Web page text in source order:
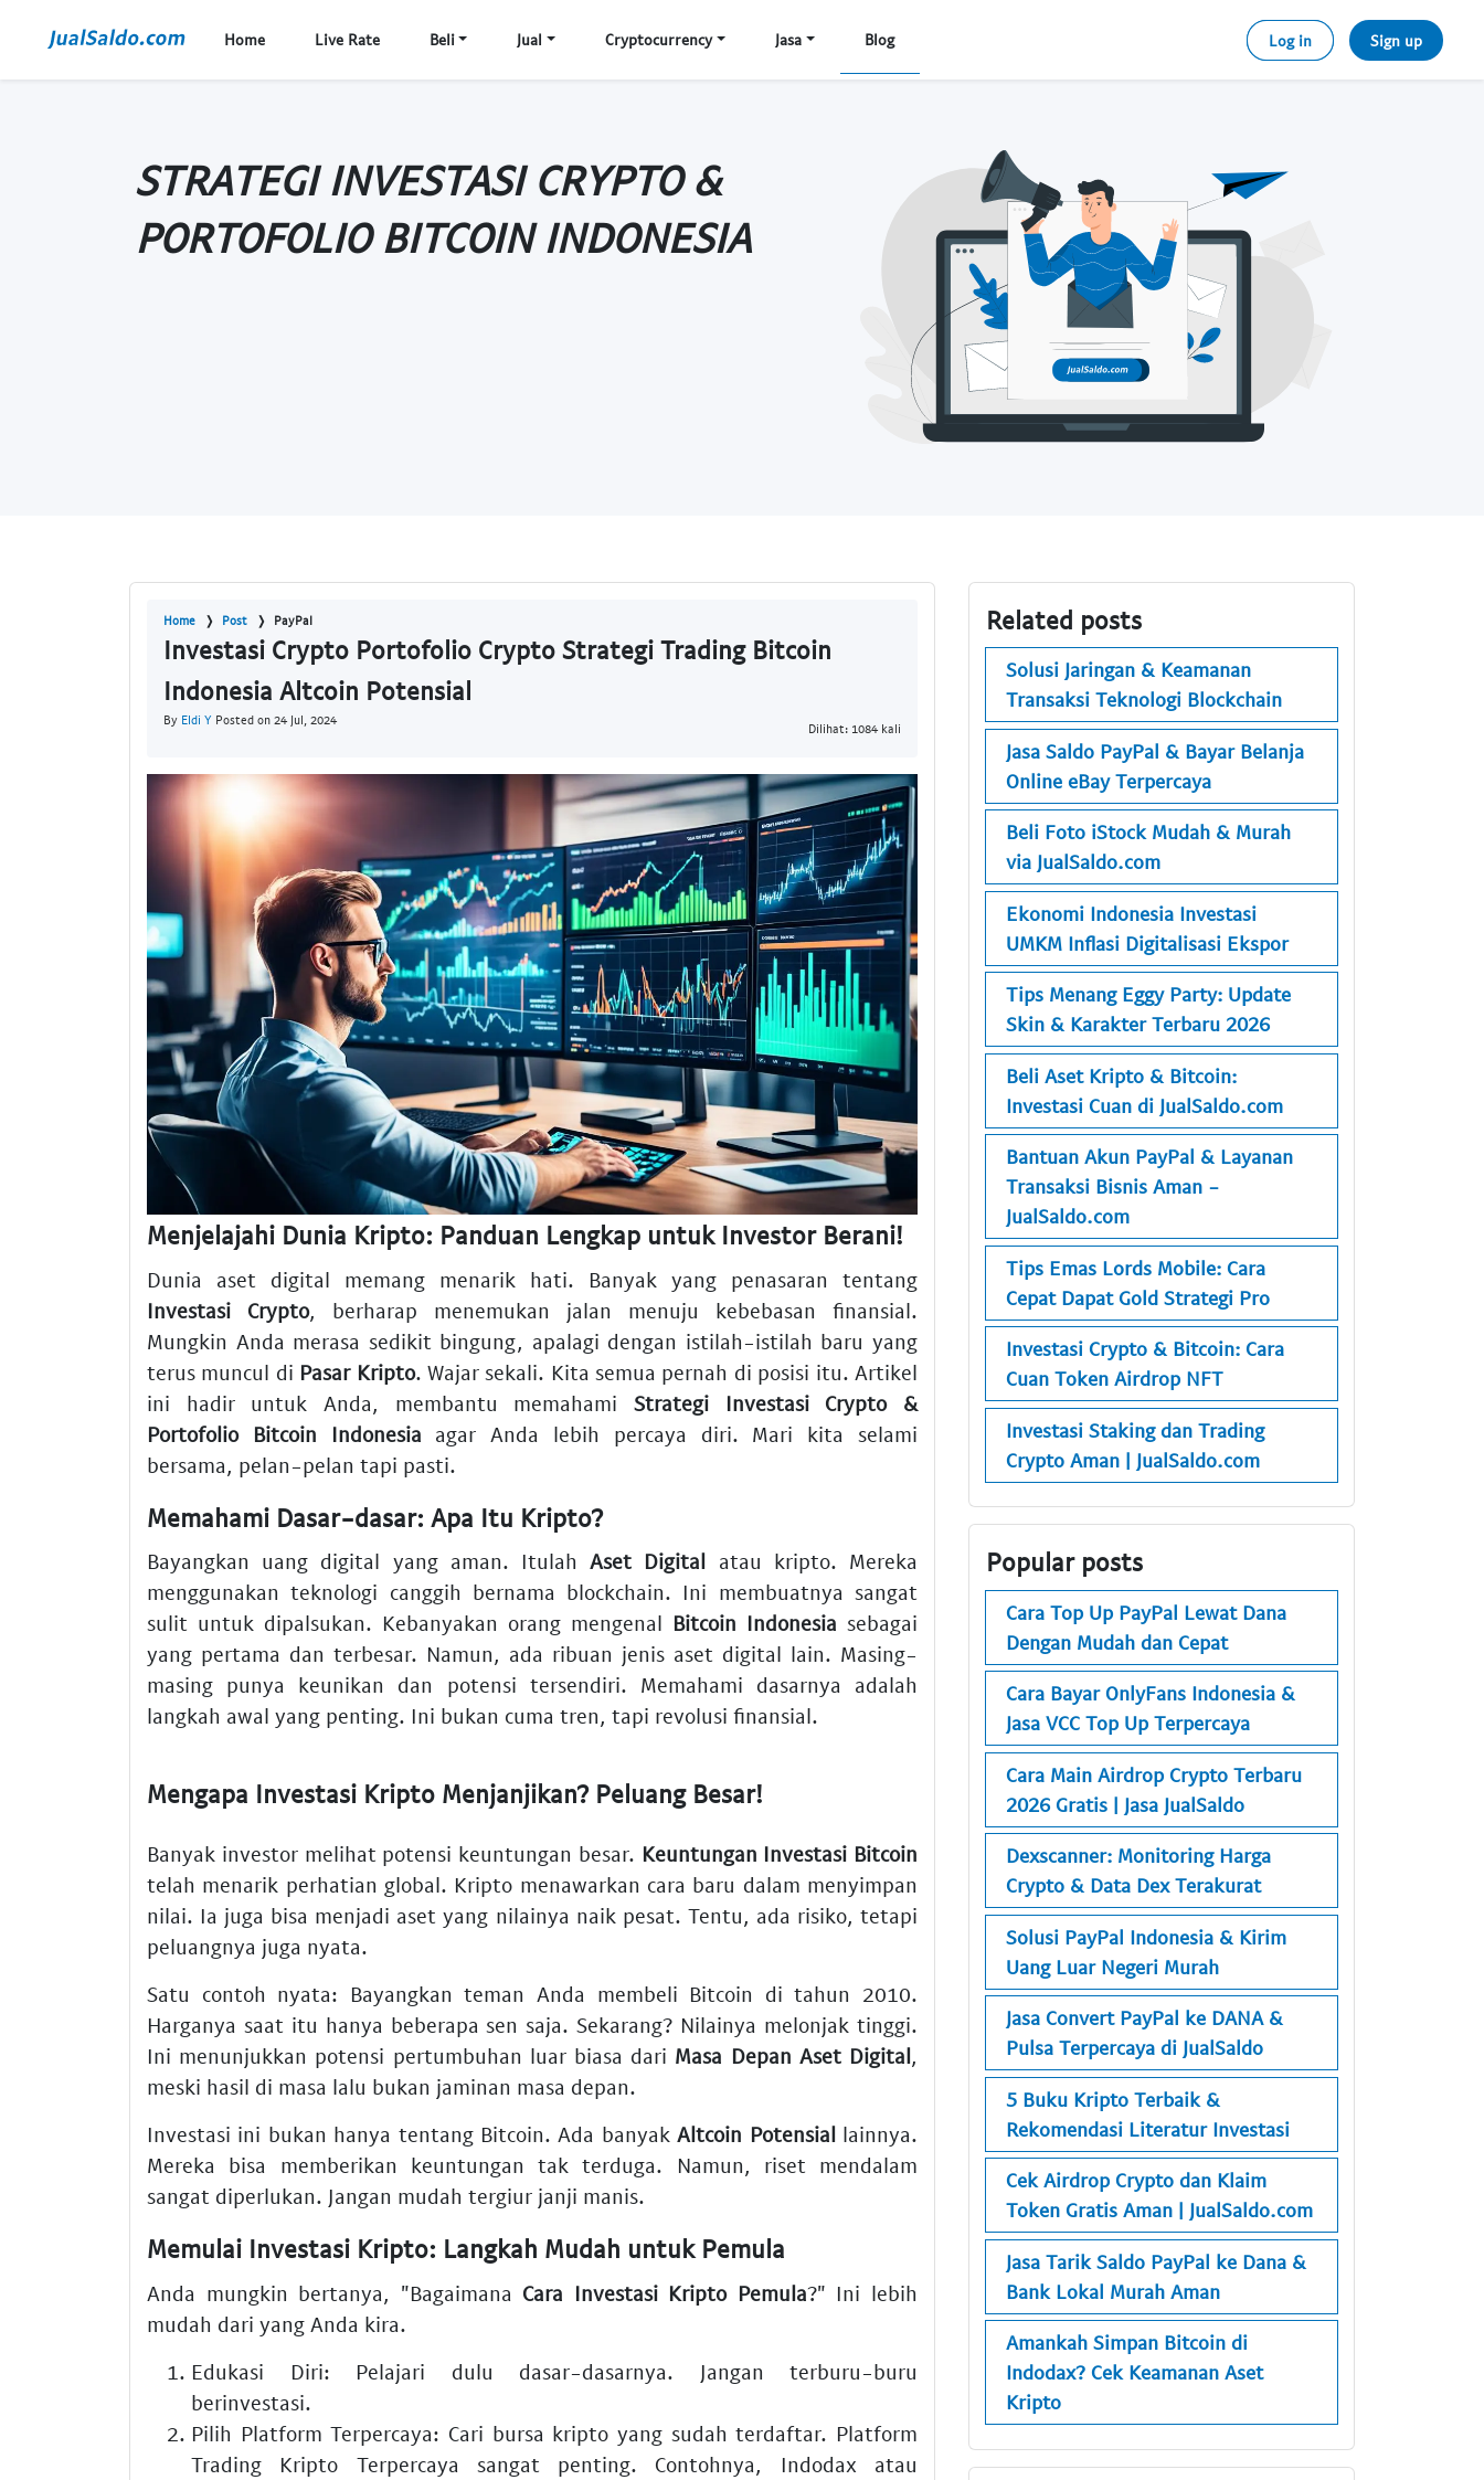
Home Live Rate Beli Jual Cryptocurrency Jasa Blog Log in Sign up
STRATEGI INVESTASI CRYPTO &
PORTOFOLIO BITCOIN INDONESIA
Home Post PayPal
Investasi Crypto Portofolio Crypto Strategi Trading Bitcoin
Indonesia Altcoin Potensial
By Eldi Y Posted on 24 Jul, 2024
Dilihat: 1084 kali
Menjelajahi Dunia Kripto: Panduan Lengkap untuk Investor Berani!
Dunia aset digital memang menarik hati. Banyak yang penasaran tentang
Investasi Crypto, berharap menemukan jalan menuju kebebasan finansial.
Mungkin Anda merasa sedikit bingung, apalagi dengan istilah-istilah baru yang
terus muncul di Pasar Kripto. Wajar sekali. Kita semua pernah di posisi itu. Artikel
ini hadir untuk Anda, membantu memahami Strategi Investasi Crypto &
Portofolio Bitcoin Indonesia agar Anda lebih percaya diri. Mari kita selami
bersama, pelan-pelan tapi pasti.
Memahami Dasar-dasar: Apa Itu Kripto?
Bayangkan uang digital yang aman. ItulahAset Digital atau kripto. Mereka
menggunakan teknologi canggih bernama blockchain. Ini membuatnya sangat
sulit untuk dipalsukan. Kebanyakan orang mengenal Bitcoin Indonesia sebagai
yang pertama dan terbesar. Namun, ada ribuan jenis aset digital lain. Masing-
masing punya keunikan dan potensi tersendiri. Memahami dasarnya adalah
langkah awal yang penting. Ini bukan cuma tren, tapi revolusi finansial.
Mengapa Investasi Kripto Menjanjikan? Peluang Besar!
Banyak investor melihat potensi keuntungan besar. Keuntungan Investasi Bitcoin
telah menarik perhatian global. Kripto menawarkan cara baru dalam menyimpan
nilai. Ia juga bisa menjadi aset yang nilainya naik pesat. Tentu, ada risiko, tetapi
peluangnya juga nyata.
Satu contoh nyata: Bayangkan teman Anda membeli Bitcoin di tahun 2010.
Harganya saat itu hanya beberapa sen saja. Sekarang? Nilainya melonjak tinggi.
Ini menunjukkan potensi pertumbuhan luar biasa dari Masa Depan Aset Digital,
meski hasil di masa lalu bukan jaminan masa depan.
Investasi ini bukan hanya tentang Bitcoin. Ada banyakAltcoin Potensiallainnya.
Mereka bisa memberikan keuntungan tak terduga. Namun, riset mendalam
sangat diperlukan. Jangan mudah tergiur janji manis.
Memulai Investasi Kripto: Langkah Mudah untuk Pemula
Anda mungkin bertanya, "Bagaimana Cara Investasi Kripto Pemula?" Ini lebih
mudah dari yang Anda kira.
Edukasi Diri: Pelajari dulu dasar-dasarnya. Jangan terburu-buru
berinvestasi.
Pilih Platform Terpercaya: Cari bursa kripto yang sudah terdaftar. Platform
Trading Kripto Terpercaya sangat penting. Contohnya, Indodax atau
Related posts
Solusi Jaringan & Keamanan
Transaksi Teknologi Blockchain
Jasa Saldo PayPal & Bayar Belanja
Online eBay Terpercaya
Beli Foto iStock Mudah & Murah
via JualSaldo.com
Ekonomi Indonesia Investasi
UMKM Inflasi Digitalisasi Ekspor
Tips Menang Eggy Party: Update
Skin & Karakter Terbaru 2026
Beli Aset Kripto & Bitcoin:
Investasi Cuan di JualSaldo.com
Bantuan Akun PayPal & Layanan
Transaksi Bisnis Aman -
JualSaldo.com
Tips Emas Lords Mobile: Cara
Cepat Dapat Gold Strategi Pro
Investasi Crypto & Bitcoin: Cara
Cuan Token Airdrop NFT
Investasi Staking dan Trading
Crypto Aman | JualSaldo.com
Popular posts
Cara Top Up PayPal Lewat Dana
Dengan Mudah dan Cepat
Cara Bayar OnlyFans Indonesia &
Jasa VCC Top Up Terpercaya
Cara Main Airdrop Crypto Terbaru
2026 Gratis | Jasa JualSaldo
Dexscanner: Monitoring Harga
Crypto & Data Dex Terakurat
Solusi PayPal Indonesia & Kirim
Uang Luar Negeri Murah
Jasa Convert PayPal ke DANA &
Pulsa Terpercaya di JualSaldo
5 Buku Kripto Terbaik &
Rekomendasi Literatur Investasi
Cek Airdrop Crypto dan Klaim
Token Gratis Aman | JualSaldo.com
Jasa Tarik Saldo PayPal ke Dana &
Bank Lokal Murah Aman
Amankah Simpan Bitcoin di
Indodax? Cek Keamanan Aset
Kripto